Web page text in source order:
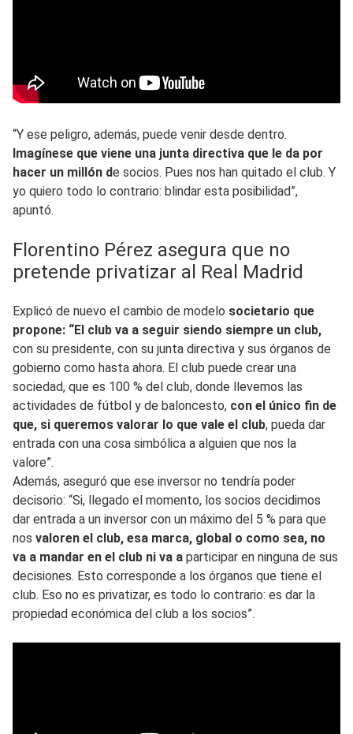
“Y ese peligro, además, puede venir desde dentro.
Imagínese que viene una junta directiva que le da por
hacer un millón de socios. Pues nos han quitado el club. Y
yo quiero todo lo contrario: blindar esta posibilidad”,
apuntó.
Florentino Pérez asegura que no
pretende privatizar al Real Madrid
Explicó de nuevo el cambio de modelo societario que
propone: “El club va a seguir siendo siempre un club,
con su presidente, con su junta directiva y sus órganos de
gobierno como hasta ahora. El club puede crear una
sociedad, que es 100 % del club, donde llevemos las
actividades de fútbol y de baloncesto, con el único fin de
que, si queremos valorar lo que vale el club, pueda dar
entrada con una cosa simbólica a alguien que nos la
valore”.
Además, aseguró que ese inversor no tendría poder
decisorio: “Si, llegado el momento, los socios decidimos
dar entrada a un inversor con un máximo del 5 % para que
nos valoren el club, esa marca, global o como sea, no
va a mandar en el club ni va a participar en ninguna de sus
decisiones. Esto corresponde a los órganos que tiene el
club. Eso no es privatizar, es todo lo contrario: es dar la
propiedad económica del club a los socios”.